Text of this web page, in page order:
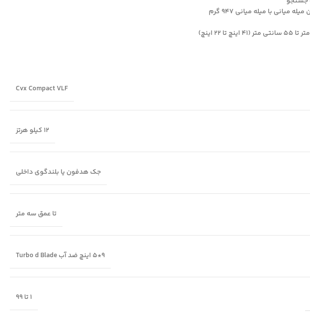
Cvx Compact VLF
12 کیلو هرتز
جک هدفون یا بلندگوی داخلی
تا عمق سه متر
9*5 اینچ ضد آب Turbo d Blade
1 تا 99